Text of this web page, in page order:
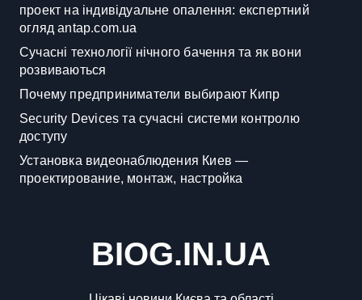
проект на індивідуальне опалення: експертний
огляд antap.com.ua
Сучасні технології нічного бачення та як вони
розвиваються
Почему предприниматели выбирают Кипр
Security Devices та сучасні системи контролю
доступу
Установка видеонаблюдения Киев —
проектирование, монтаж, настройка
BIOG.IN.UA